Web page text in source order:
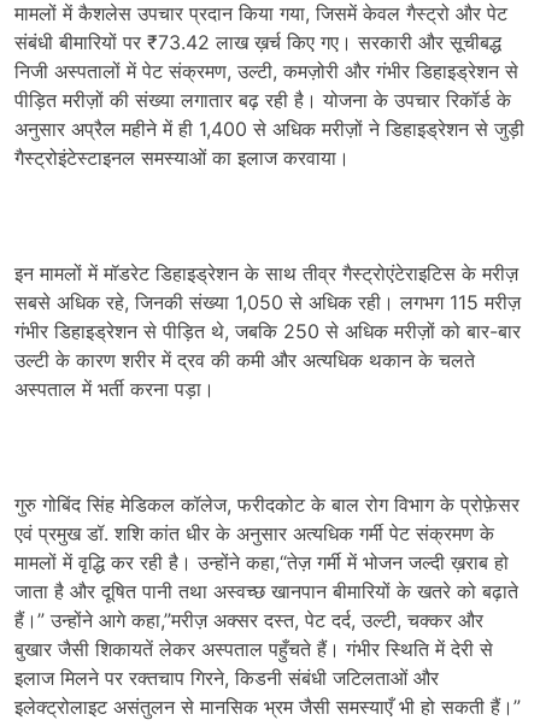
मामलों में कैशलेस उपचार प्रदान किया गया, जिसमें केवल गैस्ट्रो और पेट
संबंधी बीमारियों पर ₹73.42 लाख ख़र्च किए गए। सरकारी और सूचीबद्ध
निजी अस्पतालों में पेट संक्रमण, उल्टी, कमज़ोरी और गंभीर डिहाइड्रेशन से
पीड़ित मरीज़ों की संख्या लगातार बढ़ रही है। योजना के उपचार रिकॉर्ड के
अनुसार अप्रैल महीने में ही 1,400 से अधिक मरीज़ों ने डिहाइड्रेशन से जुड़ी
गैस्ट्रोइंटेस्टाइनल समस्याओं का इलाज करवाया।
इन मामलों में मॉडरेट डिहाइड्रेशन के साथ तीव्र गैस्ट्रोएंटेराइटिस के मरीज़
सबसे अधिक रहे, जिनकी संख्या 1,050 से अधिक रही। लगभग 115 मरीज़
गंभीर डिहाइड्रेशन से पीड़ित थे, जबकि 250 से अधिक मरीज़ों को बार-बार
उल्टी के कारण शरीर में द्रव की कमी और अत्यधिक थकान के चलते
अस्पताल में भर्ती करना पड़ा।
गुरु गोबिंद सिंह मेडिकल कॉलेज, फरीदकोट के बाल रोग विभाग के प्रोफ़ेसर
एवं प्रमुख डॉ. शशि कांत धीर के अनुसार अत्यधिक गर्मी पेट संक्रमण के
मामलों में वृद्धि कर रही है। उन्होंने कहा,“तेज़ गर्मी में भोजन जल्दी ख़राब हो
जाता है और दूषित पानी तथा अस्वच्छ खानपान बीमारियों के खतरे को बढ़ाते
हैं।” उन्होंने आगे कहा,”मरीज़ अक्सर दस्त, पेट दर्द, उल्टी, चक्कर और
बुखार जैसी शिकायतें लेकर अस्पताल पहुँचते हैं। गंभीर स्थिति में देरी से
इलाज मिलने पर रक्तचाप गिरने, किडनी संबंधी जटिलताओं और
इलेक्ट्रोलाइट असंतुलन से मानसिक भ्रम जैसी समस्याएँ भी हो सकती हैं।”